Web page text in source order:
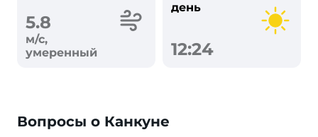
5.8
м/с,
умеренный
день
12:24
Вопросы о Канкуне